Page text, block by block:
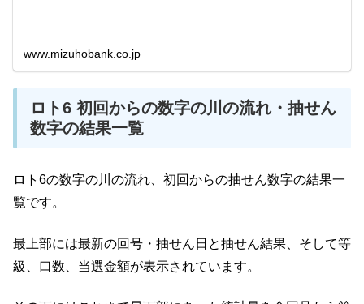
www.mizuhobank.co.jp
ロト6 初回からの数字の川の流れ・抽せん
数字の結果一覧
ロト6の数字の川の流れ、初回からの抽せん数字の結果一
覧です。
最上部には最新の回号・抽せん日と抽せん結果、そして等
級、口数、当選金額が表示されています。